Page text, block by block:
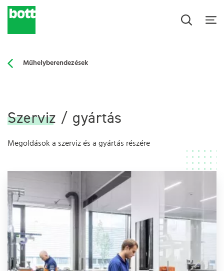
Műhelyberendezések
Szerviz / gyártás
Megoldások a szerviz és a gyártás részére